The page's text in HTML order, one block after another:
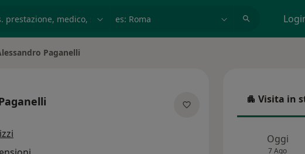
città Paganelli
Visita in
Visita in
Oggi
7 Ago